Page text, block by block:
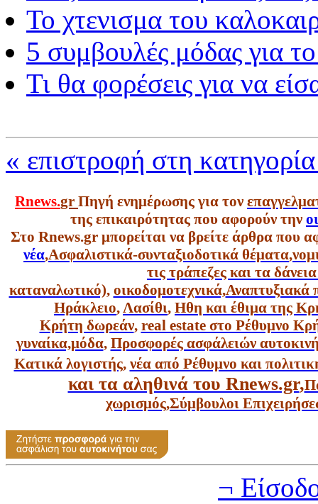
Το χτενισμα του
5 συμβουλές μόδας για το
Τι θα φορέσεις για να
« επιστροφή στη
Rnews.gr Πηγή ενημέρωσης για τον
της επικαιρότητας που αφορούν την
Στο Rnews.gr μπορείται να βρείτε άρθρα που
νέα,Ασφαλιστικά-συνταξιοδοτικά θέματα,
τις τράπεζες και τα
καταναλωτικό), οικοδομοτεχνικά,Αναπτυξιακά
Ηράκλειο,Λασίθι, Ηθη και έθιμα της
Κρήτη δωρεάν, real estate στο Ρέθυμνο
γυναίκα,μόδα, Προσφορές ασφάλειών
Κατικά λογιστής, νέα από Ρέθυμνο και
και τα αληθινά του Rnews.gr,
χωρισμός,Σύμβουλοι
¬